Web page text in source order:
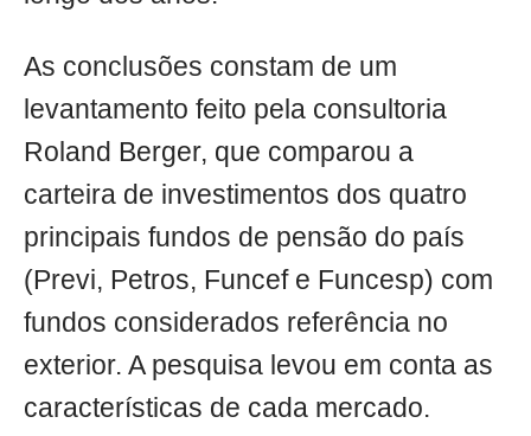
As conclusões constam de um
levantamento feito pela consultoria
Roland Berger, que comparou a
carteira de investimentos dos quatro
principais fundos de pensão do país
(Previ, Petros, Funcef e Funcesp) com
fundos considerados referência no
exterior. A pesquisa levou em conta as
características de cada mercado.